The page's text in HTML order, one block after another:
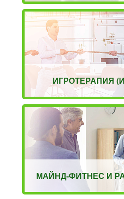
ИГРОТЕРАПИЯ
МАЙНД-ФИТНЕС И